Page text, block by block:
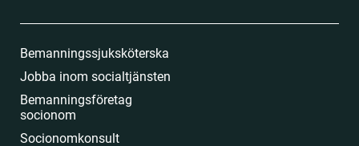
Bemanningssjuksköterska
Jobba inom socialtjänsten
Bemanningsföretag
socionom
Socionomkonsult